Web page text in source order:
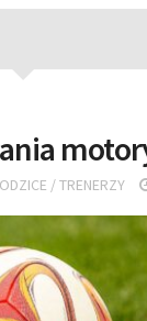
/TRENERZY